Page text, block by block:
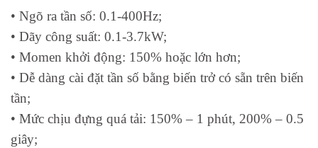
Nguồn điện áp cung cấp: 3 Pha 380-480V 50/ 60Hz
ra điện áp: 3 Pha 380-480V 50/ 60Hz
132F0017
FC-
051PK37T4E20H3XXCXXXSXXX
132F0018
051PK75T4E20H3XXCXXXSXXX
• Ngõ ra tần số: 0.1-400Hz;
• Dãy công suất: 0.1-3.7kW;
• Momen khởi động: 150% hoặc lớn hơn;
• Dễ dàng cài đặt tần số bằng biến trở có sẵn trên biến
tần;
• Mức chịu đựng quá tải: 150% – 1 phút, 200% – 0.5
giây;